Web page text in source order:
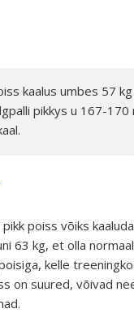
kaalus umbes 57
pikkys u 167-170
poiss võiks
63 kg, et olla
kelle
on suured, võivad